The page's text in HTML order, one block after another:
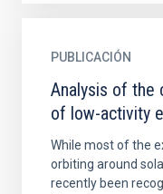
PUBLICACIÓN
Analysis of the
of low-activity
While most of the
orbiting around
recently been